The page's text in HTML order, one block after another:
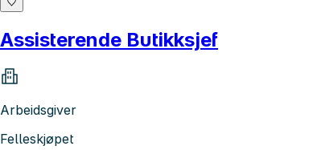
Assisterende Butikksjef
Arbeidsgiver
Felleskjøpet